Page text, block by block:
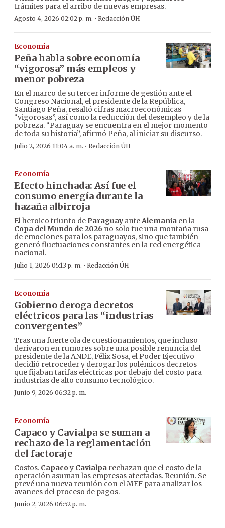
trámites para el arribo de nuevas empresas.
Agosto 4, 2026 02:02 p. m. · Redacción ÚH
Economía
Peña habla sobre economía
“vigorosa” más empleos y
menor pobreza
En el marco de su tercer informe de gestión ante el
Congreso Nacional, el presidente de la República,
Santiago Peña, resaltó cifras macroeconómicas
“vigorosas”, así como la reducción del desempleo y de la
pobreza. “Paraguay se encuentra en el mejor momento
de toda su historia”, afirmó Peña, al iniciar su discurso.
Julio 2, 2026 11:04 a. m. · Redacción ÚH
Economía
Efecto hinchada: Así fue el
consumo energía durante la
hazaña albirroja
El heroico triunfo de Paraguay anteAlemania en la
Copa del Mundo de 2026 no solo fue una montaña rusa
de emociones para los paraguayos, sino que también
generó fluctuaciones constantes en la red energética
nacional.
Julio 1, 2026 05:13 p. m. · Redacción ÚH
Economía
Gobierno deroga decretos
eléctricos para las “industrias
convergentes”
Tras una fuerte ola de cuestionamientos, que incluso
derivaron en rumores sobre una posible renuncia del
presidente de la ANDE, Félix Sosa, el Poder Ejecutivo
decidió retroceder y derogar los polémicos decretos
que fijaban tarifas eléctricas por debajo del costo para
industrias de alto consumo tecnológico.
Junio 9, 2026 06:32 p. m.
Economía
Capaco y Cavialpa se suman a
rechazo de la reglamentación
del factoraje
Costos. Capaco y Cavialpa rechazan que el costo de la
operación asuman las empresas afectadas. Reunión. Se
prevé una nueva reunión con el MEF para analizar los
avances del proceso de pagos.
Junio 2, 2026 06:52 p. m.